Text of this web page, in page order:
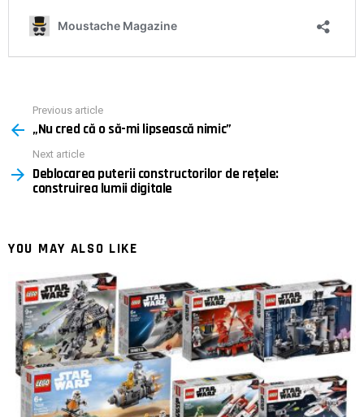
more
Previous article
„Nu cred că o să-mi lipsească nimic”
Next article
Deblocarea puterii constructorilor de rețele:
construirea lumii digitale
YOU MAY ALSO LIKE